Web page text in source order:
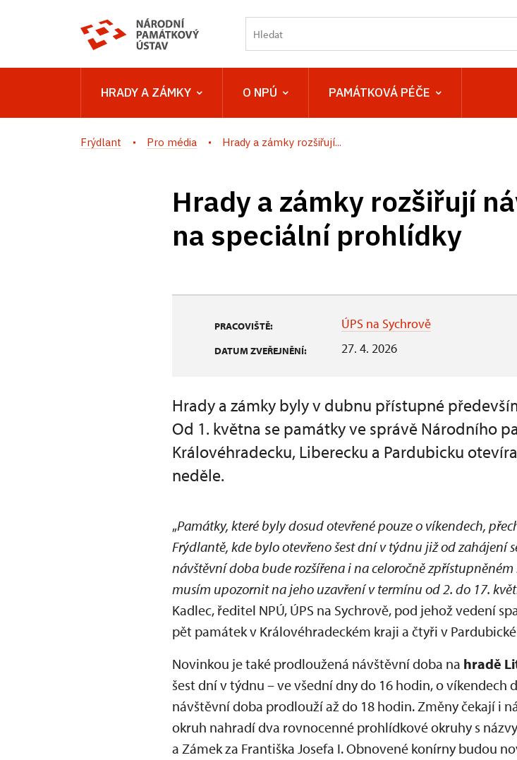
HRADY A ZÁMKY O NPÚ PAMÁTKOVÁ PÉČE
Frýdlant Pro média Hrady a zámky rozšiřují...
Hrady a zámky rozšiřují
na speciální prohlídky
PRACOVIŠTĚ: ÚPS na Sychrově
DATUM ZVEŘEJNĚNÍ: 27. 4. 2026
Hrady a zámky byly v dubnu přístupné
Od 1. května se památky ve správě Národního
Královéhradecku, Liberecku a Pardubicku
neděle.
„Památky, které byly dosud otevřené pouze o víkendech,
Frýdlantě, kde bylo otevřeno šest dní v týdnu již od zahájení
návštěvní doba bude rozšířena i na celoročně
musím upozornit na jeho uzavření v termínu od 2. do 17.
Kadlec, ředitel NPÚ, ÚPS na Sychrově, pod jehož vedení
pět památek v Královéhradeckém kraji a čtyři v
Novinkou je také prodloužená návštěvní doba na hradě
šest dní v týdnu – ve všední dny do 16 hodin, o
návštěvní doba prodlouží až do 18 hodin. Změny čekají i
okruh nahradí dva rovnocenné prohlídkové okruhy s
a Zámek za Františka Josefa I. Obnovené konírny budou